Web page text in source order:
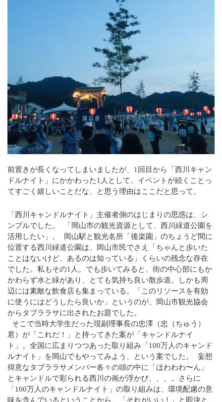
2022年10月
2022年9月
2022年5月
2022年4月
2022年3月
2022年1月
2021年11月
2021年9月
2021年8月
2021年7月
2021年5月
2020年9月
前置きが長くなってしまいましたが、1回目から「西川キャン
ドルナイト」にかかわった1人として、イベントが続くことっ
てすごく嬉しいことだな、と思う理由はここだと思って。
「西川キャンドルナイト」主催者側のはじまりの思惑は、シ
ンプルでした。 「岡山市の観光資源として、西川緑道公園を
活用したい」。 岡山駅と観光名所「後楽園」のちょうど間に
位置する西川緑道公園は、岡山市民でさえ「ちゃんと歩いた
ことはないけど、あるのは知っている」くらいの残念な存在
でした。私もその1人。でも歩いてみると、街の中心部にもか
かわらず水と緑があり、とても気持ち良い散歩道。しかも周
辺には素敵な飲食店も集まっている。「このリソースを有効
に使うにはどうしたら良いか」というのが、岡山市観光協会
からタブララサに出されたお題でした。
そこで当時大学生だった現副理事長の忠澤（忠（ちゅう）
君）が「これだ！」と持ってきた案が「キャンドルナイ
ト」。全国に広まりつつあった取り組み「100万人のキャンド
ルナイト」を岡山でもやってみよう、という案でした。 妄想
得意なタブララサメンバー各々の頭の中に「ほわわわ〜ん」
とキャンドルで彩られる西川の画が浮かび、、、。さらに
「100万人のキャンドルナイト」の取り組みは、環境配慮の意
味を含んでいるということから、「それがいい！」と即決と